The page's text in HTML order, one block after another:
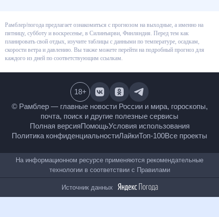
Рамблер/погода предлагает ознакомиться с прогнозом на выходные, а
именно на пятницу, субботу и воскресенье, в Силинъярви, Финляндия.
Перед тем как планировать свой отдых, изучите таблицы с данными по
температуре, осадкам, скорости ветра и давлению. Вы также можете
перейти на подробный прогноз для каждого из дней по соответствующим
© Рамблер — главные новости России и мира,
гороскопы, почта, поиск и другие полезные сервисы
Полная версияПомощьУсловия использования
Все проекты
18+
На информационном ресурсе применяются
рекомендательные технологии в соответствии с